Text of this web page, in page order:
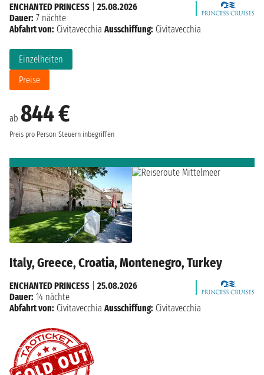
ab 844 €
Preis pro Person Steuern inbegriffen
Einzelheiten
Preise
ENCHANTED PRINCESS
25.08.2026
Dauer: 7 nächte
Abfahrt von: Civitavecchia Ausschiffung: Civitavecchia
Italy, Greece, Croatia, Montenegro, Turkey
ENCHANTED PRINCESS
25.08.2026
Dauer: 14 nächte
Abfahrt von: Civitavecchia Ausschiffung: Civitavecchia